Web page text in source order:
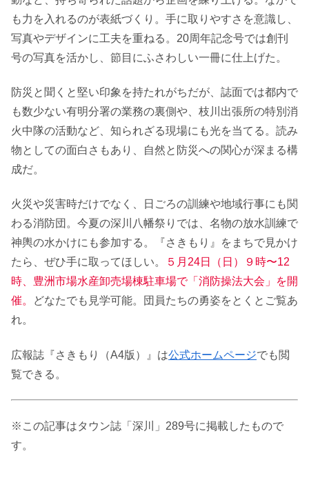
も力を入れるのが表紙づくり。手に取りやすさを意識し、
写真やデザインに工夫を重ねる。20周年記念号では創刊
号の写真を活かし、節目にふさわしい一冊に仕上げた。
防災と聞くと堅い印象を持たれがちだが、誌面では都内で
も数少ない有明分署の業務の裏側や、枝川出張所の特別消
火中隊の活動など、知られざる現場にも光を当てる。読み
物としての面白さもあり、自然と防災への関心が深まる構
成だ。
火災や災害時だけでなく、日ごろの訓練や地域行事にも関
わる消防団。今夏の深川八幡祭りでは、名物の放水訓練で
神輿の水かけにも参加する。『さきもり』をまちで見かけ
たら、ぜひ手に取ってほしい。
５月24日（日）９時〜12
時、豊洲市場水産卸売場棟駐車場で「消防操法大会」を開
催。
どなたでも見学可能。団員たちの勇姿をとくとご覧あ
れ。
広報誌『さきもり（A4版）』は公式ホームページでも閲
覧できる。
※この記事はタウン誌「深川」289号に掲載したもので
す。